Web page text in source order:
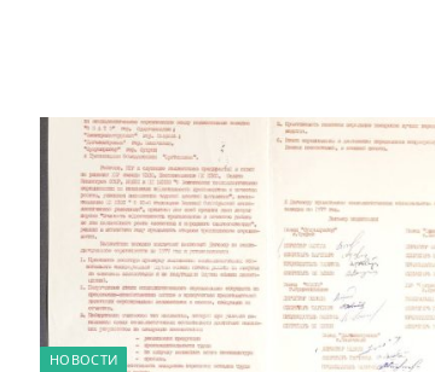
НОВОСТИ